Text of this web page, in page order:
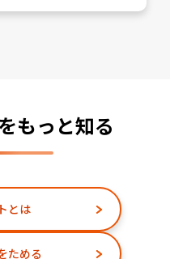
もっと知る
とは
ためる